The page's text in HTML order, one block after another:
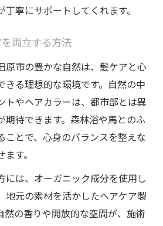
寧にサポートしてくれます。
両立する方法
原市の豊かな自然は、髪ケアと心
きる理想的な環境です。自然の中
トやヘアカラーは、都市部とは異
期待できます。森林浴や馬とのふ
ことで、心身のバランスを整えな
す。
には、オーガニック成分を使用し
地元の素材を活かしたヘアケア製
然の香りや開放的な空間が、施術